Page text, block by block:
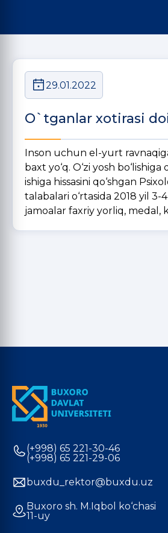
29.01.2022
O`tganlar xotirasi
Inson uchun el-yurt
baxt yo‘q. O‘zi yosh
ishiga hissasini qo‘shgan
talabalari o‘rtasida 2018 yil
jamoalar faxriy yorliq,
(+998) 65 221-30-46
(+998) 65 221-29-06
buxdu_rektor@buxdu.uz
Buxoro sh. M.Iqbol ko‘chasi
11-uy